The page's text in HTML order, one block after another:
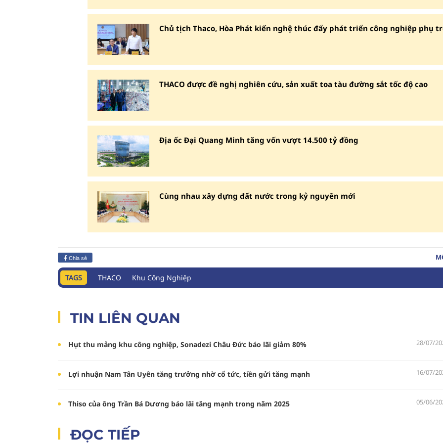
Chủ tịch Thaco, Hòa Phát kiến nghệ thúc đẩy phát triển công nghiệp phụ
THACO được đề nghị nghiên cứu, sản xuất toa tàu đường sắt tốc độ cao
Địa ốc Đại Quang Minh tăng vốn vượt 14.500 tỷ đồng
Cùng nhau xây dựng đất nước trong kỷ nguyên mới
Chia sẻ
TAGS THACO Khu Công Nghiệp
TIN LIÊN QUAN
Hụt thu mảng khu công nghiệp, Sonadezi Châu Đức báo lãi giảm 80% 28/07/
Lợi nhuận Nam Tân Uyên tăng trưởng nhờ cổ tức, tiền gửi tăng mạnh 16/07/
Thiso của ông Trần Bá Dương báo lãi tăng mạnh trong năm 2025 05/06/
ĐỌC TIẾP